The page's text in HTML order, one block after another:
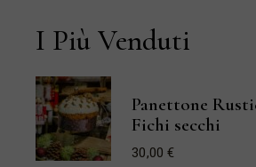
I Più Venduti
Panettone
Fichi secchi
30,00€